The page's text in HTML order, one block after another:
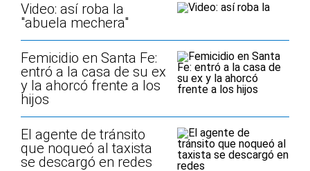
Video: así roba la
"abuela mechera"
Femicidio en Santa Fe:
entró a la casa de su ex
y la ahorcó frente a los
hijos
El agente de tránsito
que noqueó al taxista
se descargó en redes